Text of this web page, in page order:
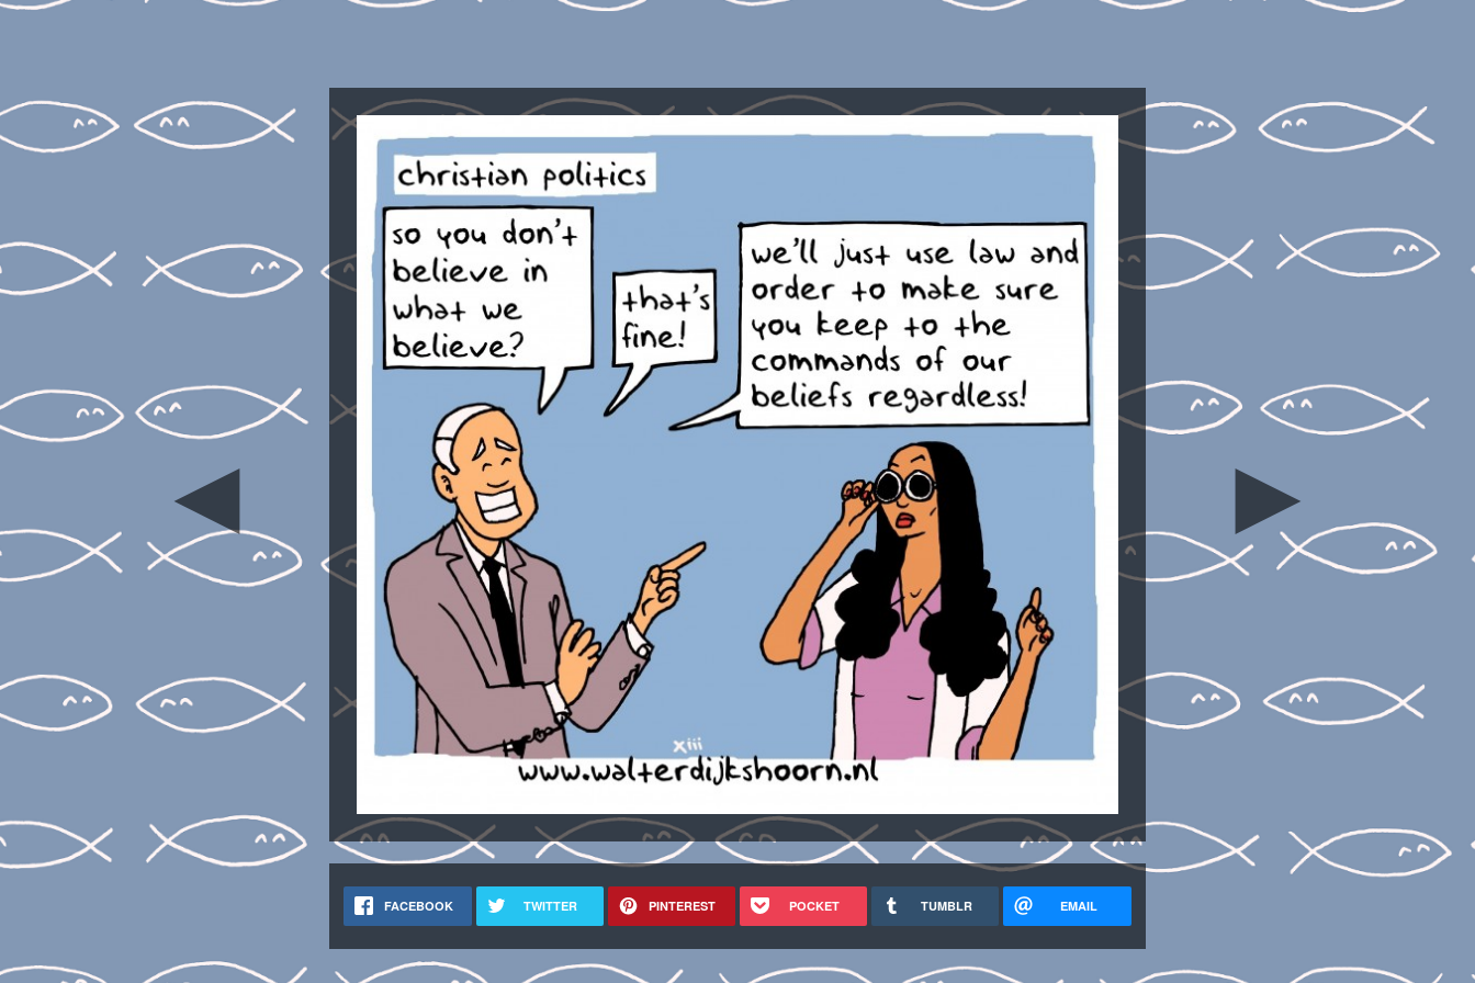
◄ ►
FACEBOOK TWITTER PINTEREST POCKET TUMBLR EMAIL